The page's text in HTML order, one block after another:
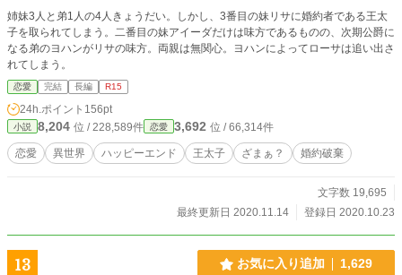
姉妹3人と弟1人の4人きょうだい。しかし、3番目の妹リサに婚約者である王太
子を取られてしまう。二番目の妹アイーダだけは味方であるものの、次期公爵に
なる弟のヨハンがリサの味方。両親は無関心。ヨハンによってローサは追い出さ
れてしまう。
恋愛 完結 長編 R15
24h.ポイント 156pt
小説 8,204 位 / 228,589件 恋愛 3,692 位 / 66,314件
恋愛 異世界 ハッピーエンド 王太子 ざまぁ？ 婚約破棄
文字数 19,695
最終更新日 2020.11.14
登録日 2020.10.23
13 お気に入り追加 1,629